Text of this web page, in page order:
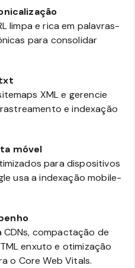
limpa e rica em palavras-
para consolidar
XML e gerencie
e indexação
móvel
para dispositivos
usa a indexação mobile-
compactação de
enxuto e otimização
o Core Web Vitals.